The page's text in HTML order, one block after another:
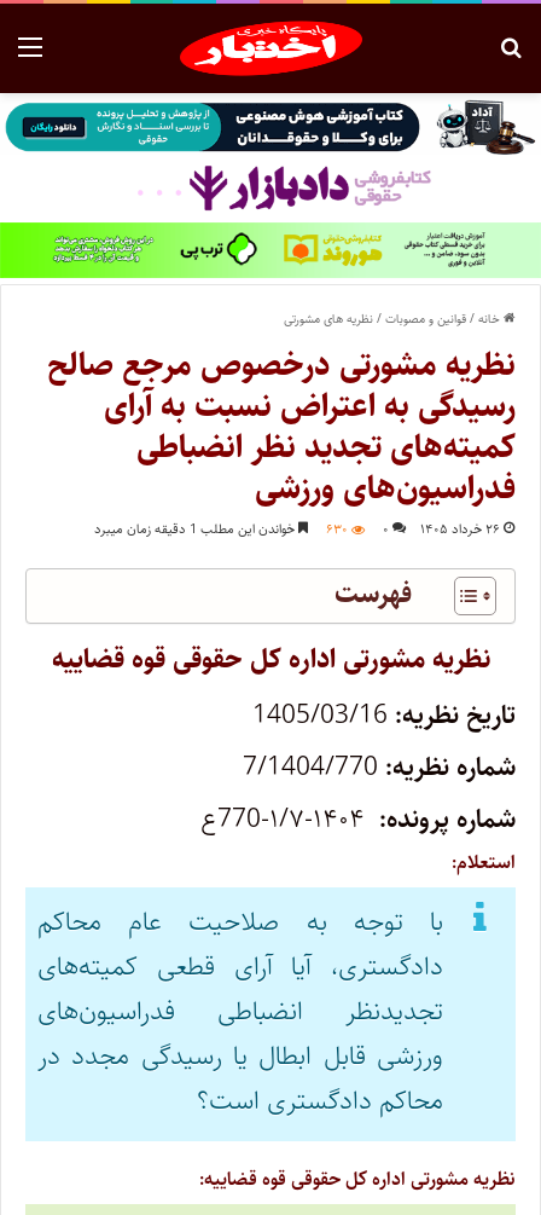
خانه/قوانین و مصوبات/نظریه های مشورتی
نظریه مشورتی درخصوص مرجع صالح
رسیدگی به اعتراض نسبت به آرای
کمیته‌های تجدید نظر انضباطی
فدراسیون‌های ورزشی
۲۶ خرداد ۱۴۰۵ ۰ ۶۳۰ خواندن این مطلب 1 دقیقه زمان میبرد
فهرست
نظریه مشورتی اداره کل حقوقی قوه قضاییه
تاریخ نظریه: 1405/03/16
شماره نظریه: 7/1404/770
شماره پرونده:
استعلام:
با توجه به صلاحیت عام محاکم
دادگستری، آیا آرای قطعی کمیته‌های
تجدیدنظر انضباطی فدراسیون‌های
ورزشی قابل ابطال یا رسیدگی مجدد در
محاکم دادگستری است؟
نظریه مشورتی اداره کل حقوقی قوه قضاییه: